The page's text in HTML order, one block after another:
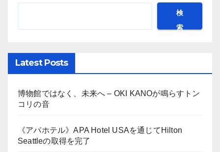
検
索
Latest Posts
博物館ではなく、未来へ – OKI KANOが鳴らすトン
コリの音
《アパホテル》APA Hotel USAを通じてHilton
Seattleの取得を完了